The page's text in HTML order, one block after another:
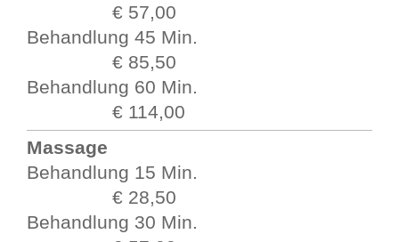
€ 57,00
Behandlung 45 Min.
€ 85,50
Behandlung 60 Min.
€ 114,00
Massage
Behandlung 15 Min.
€ 28 ,50
Behandlung 30 Min.